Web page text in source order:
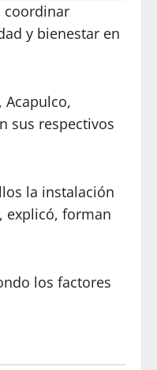
coordinar
y bienestar en
Acapulco,
sus respectivos
la instalación
explicó, forman
los factores